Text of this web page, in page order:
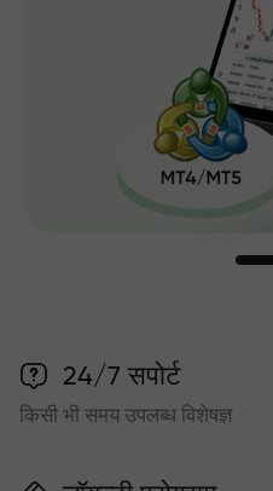
24/7 सपोर्ट
किसी भी समय उपलब्ध विशेषज्ञ